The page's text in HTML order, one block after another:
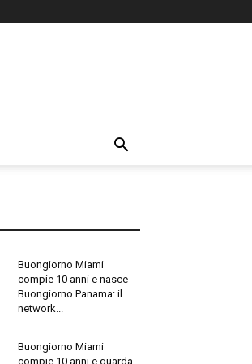
Buongiorno Miami
compie 10 anni e nasce
Buongiorno Panama: il
network...
Buongiorno Miami
compie 10 anni e guarda